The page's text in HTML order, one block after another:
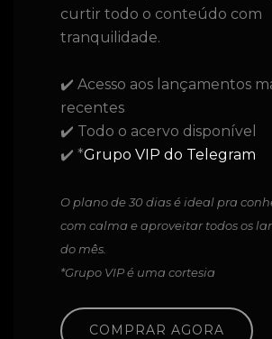
curtir todo o conteúdo com
tranquilidade.
✔️ Acesso aos lançamentos
recentes
✔️ Todo o acervo disponível
✔️ *Grupo VIP do Telegram
O plano de 30 dias é ideal pra
com calma e aproveitar todos os
do mês.
*Grupo VIP é uma cortesia
COMPRAR AGORA